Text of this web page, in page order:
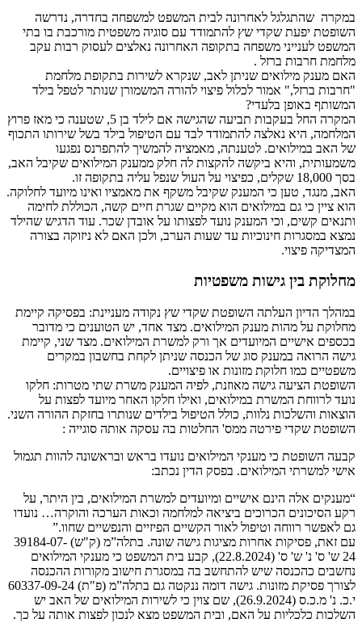
במקרה שהתגלגל לאחרונה לבית המשפט למשפחה בחדרה, נדרשה
השופטת יפעת שקדי שץ להתמודד עם סוגיה משפטית מורכבת בו בתי
המשפט לענייני משפחה בתקופה האחרונה נאלצים לעסוק רבות עקב
מלחמת חרבות ברזל .
האם מענק מילואים שניתן לאב, שנקרא לשירות בתקופת מלחמת
"חרבות ברזל," אמור לכלול פיצוי להורה המשמורן שנותר לטפל בילד
המשותף באופן בלעדי?
המקרה החל בעקבות תביעה שהגישה אם לילד בן 5, שטענה כי מאז פרוץ
המלחמה, היא נאלצה להתמודד לבד עם הטיפול בילד בשל שירותו התכוף
של האב במילואים. לטענתה, מאמציה להמשיך להתפרנס נפגעו
משמעותית, והיא ביקשה להקצות לה חלק ממענק המילואים שקיבל האב,
בסך 18,000 שקלים, כפיצוי על העול שנפל עליה בתקופה זו.
האב, מנגד, טען כי המענק שקיבל משקף את מאמציו ואינו מיועד לחלוקה.
הוא ציין כי גם במילואים הוא מקיים שגרת חיים קשה, הכוללת לחימה
ותנאים קשים, וכי המענק נועד לפצותו על אובדן שכר. עוד הדגיש שהילד
נמצא במסגרות חינוכיות עד שעות הערב, ולכן האם לא ניזוקה בצורה
המצדיקה פיצוי.
מחלוקת בין גישות משפטיות
במהלך הדיון העלתה השופטת שקדי שץ נקודה מעניינת: בפסיקה קיימת
מחלוקת על מהות מענק המילואים. מצד אחד, יש הטוענים כי מדובר
בכספים אישיים המיועדים אך ורק למשרת המילואים. מצד שני, קיימת
גישה הרואה במענק סוג של הכנסה שניתן לקחת בחשבון במקרים
משפטיים כמו חלוקת מזונות או פיצויים.
השופטת הציעה גישה מאוזנת, לפיה המענק משרת שתי מטרות: חלקו
נועד לרווחת המשרת במילואים, ואילו חלקו האחר מיועד לפצות על
הוצאות והשלכות נלוות, כולל הטיפול בילדים שנותרו בחזקת ההורה השני.
השופטת שקדי פירטה ממס' החלטות בה עסקה אותה סוגייה :
קבעה השופטת כי מענקי המילואים נועדו בראש ובראשונה להוות תגמול
אישי למשרתי המילואים. בפסק הדין נכתב:
“מענקים אלה הינם אישיים ומיועדים למשרת המילואים, בין היתר, על
רקע הסיכונים הכרוכים ביציאה למלחמה וכאות הערכה והוקרה… נועדו
גם לאפשר רווחה וטיפול לאור הקשיים הפיזיים והנפשיים שחוו.”
עם זאת, פסיקות אחרות מציגות גישה שונה. בתלה”מ (ק"ש) 39184-07-
24 ש' ס' נ' ש' ס' (22.8.2024), קבע בית המשפט כי מענקי המילואים
נחשבים כהכנסה שיש להתחשב בה במסגרת חישוב מקורות ההכנסה
לצורך פסיקת מזונות. גישה דומה ננקטה גם בתלה”מ (פ"ת) 60337-09-24
י.כ. נ' מ.כ.ס (26.9.2024), שם צוין כי לשירות המילואים של האב יש
השלכות כלכליות על האם, ובית המשפט מצא לנכון לפצות אותה על כך.